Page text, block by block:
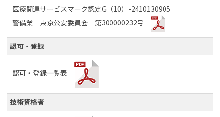
医療関連サービスマーク認定G（10）-2410130905
警備業 東京公安委員会 第300000232号
認可・登録
認可・登録一覧表
技術資格者